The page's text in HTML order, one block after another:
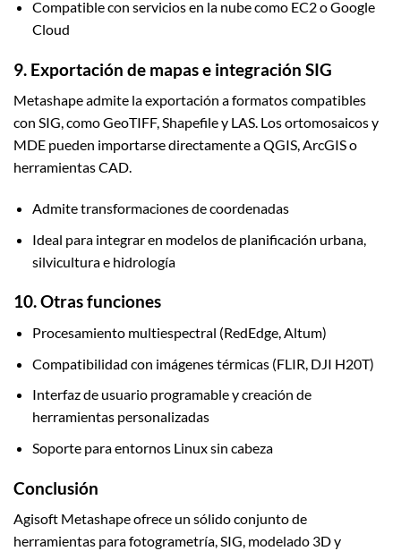
Compatible con servicios en la nube como EC2 o Google
Cloud
9. Exportación de mapas e integración SIG
Metashape admite la exportación a formatos compatibles
con SIG, como GeoTIFF, Shapefile y LAS. Los ortomosaicos y
MDE pueden importarse directamente a QGIS, ArcGIS o
herramientas CAD.
Admite transformaciones de coordenadas
Ideal para integrar en modelos de planificación urbana,
silvicultura e hidrología
10. Otras funciones
Procesamiento multiespectral (RedEdge, Altum)
Compatibilidad con imágenes térmicas (FLIR, DJI H20T)
Interfaz de usuario programable y creación de
herramientas personalizadas
Soporte para entornos Linux sin cabeza
Conclusión
Agisoft Metashape ofrece un sólido conjunto de
herramientas para fotogrametría, SIG, modelado 3D y